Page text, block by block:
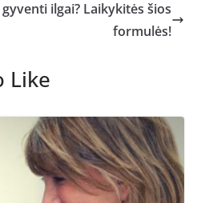
ilgai? Laikykitės šios
formulės!
Like